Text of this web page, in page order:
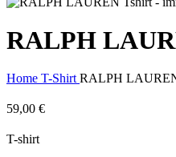
RALPH
Home T-Shirt RALPH
59,00 €
T-shirt